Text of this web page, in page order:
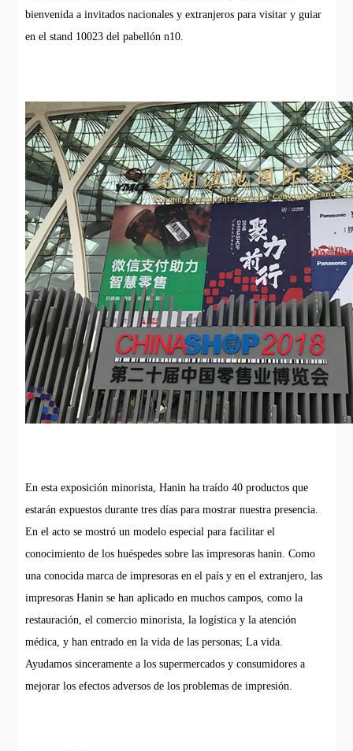
bienvenida a invitados nacionales y extranjeros para visitar y guiar
en el stand 10023 del pabellón n10.
En esta exposición minorista, Hanin ha traído 40 productos que
estarán expuestos durante tres días para mostrar nuestra presencia.
En el acto se mostró un modelo especial para facilitar el
conocimiento de los huéspedes sobre las impresoras hanin. Como
una conocida marca de impresoras en el país y en el extranjero, las
impresoras Hanin se han aplicado en muchos campos, como la
restauración, el comercio minorista, la logística y la atención
médica, y han entrado en la vida de las personas; La vida.
Ayudamos sinceramente a los supermercados y consumidores a
mejorar los efectos adversos de los problemas de impresión.